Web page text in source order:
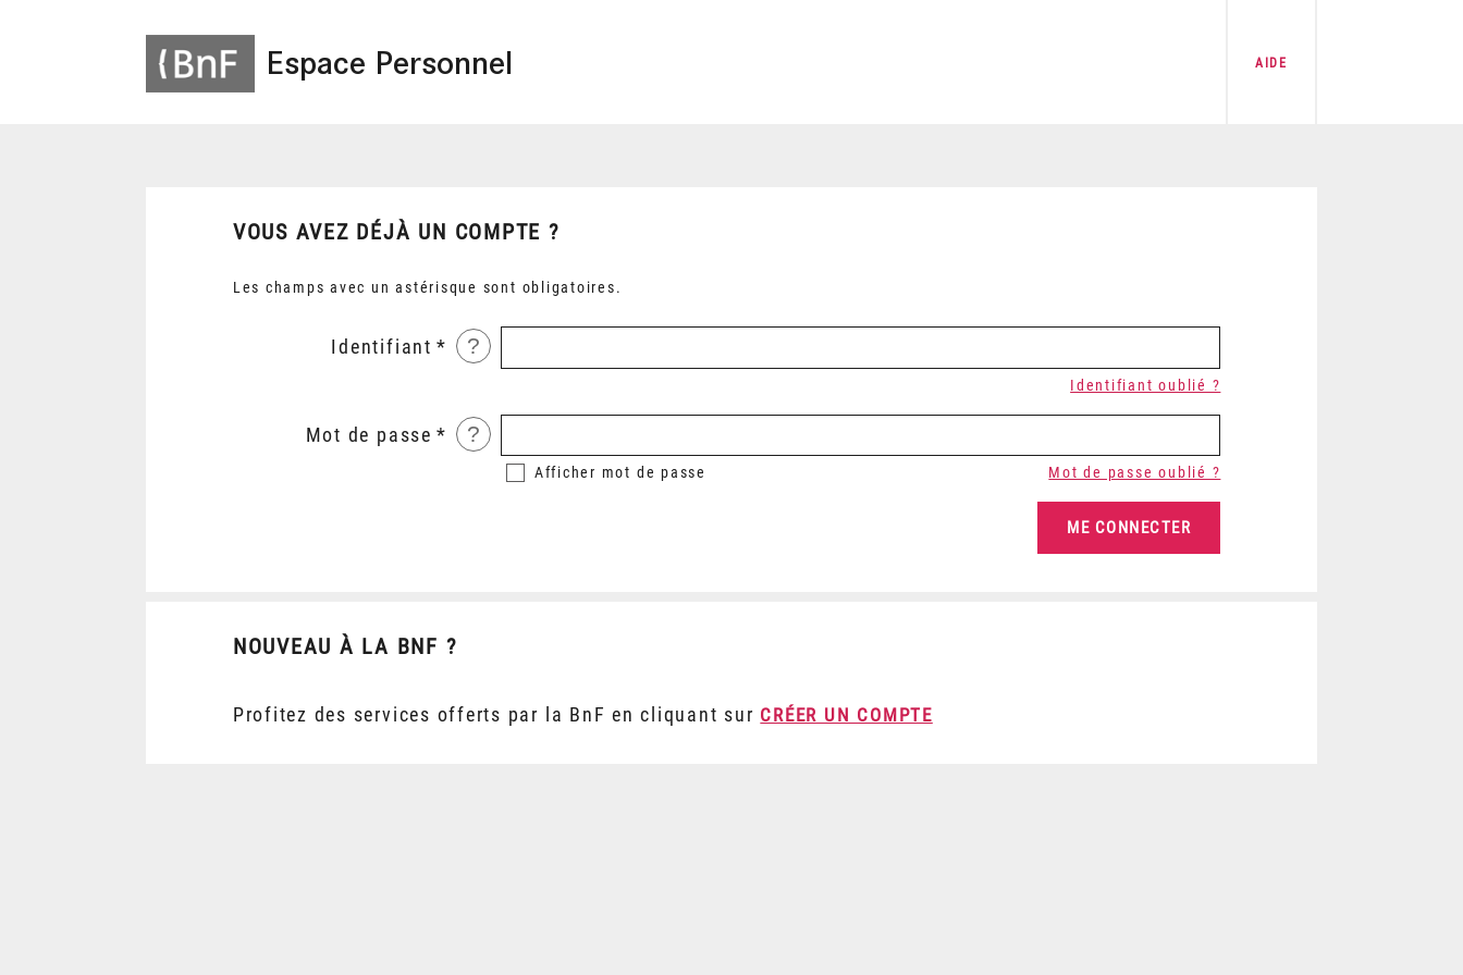
Espace Personnel AIDE
VOUS AVEZ DÉJÀ UN COMPTE ?
Les champs avec un astérisque sont obligatoires.
Identifiant ?
Identifiant oublié ?
Mot de passe ?
Afficher mot de passe Mot de passe oublié ?
NOUVEAU À LA BNF ?
Profitez des services offerts par la BnF en cliquant sur CRÉER UN COMPTE